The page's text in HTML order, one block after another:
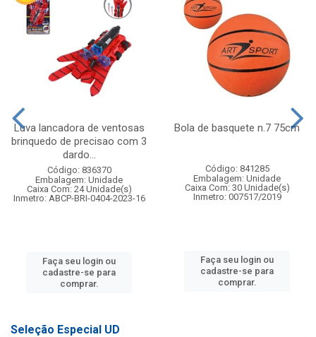
Luva lancadora de ventosas
brinquedo de precisao com 3
dardo...
Código: 836370
Embalagem: Unidade
Caixa Com: 24 Unidade(s)
Inmetro: ABCP-BRI-0404-2023-16
Faça seu login ou
cadastre-se para
comprar.
Bola de basquete n.7 75cm
Código: 841285
Embalagem: Unidade
Caixa Com: 30 Unidade(s)
Inmetro: 007517/2019
Faça seu login ou
cadastre-se para
comprar.
Seleção Especial UD